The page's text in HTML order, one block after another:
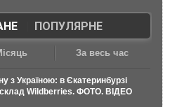
| ПОПУЛЯРНЕ
За весь час
з Україною: в Єкатеринбурзі
склад Wildberries. ФОТО. ВІДЕО